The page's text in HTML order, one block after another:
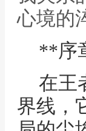
心境的
**序
在王
界线，